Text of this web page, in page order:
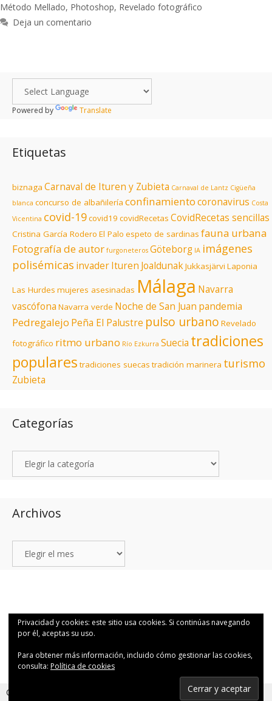
Método Mellado, Photoshop, Revelado fotográfico
Deja un comentario
Powered by Translate
Etiquetas
biznaga Carnaval de Ituren y Zubieta Carnaval de Lantz Cigüeña
blanca concurso de albañilería confinamientocoronavirus Costa
Vicentina covid-19covid19 covidRecetas CovidRecetas sencillas
Cristina García Rodero El Palo espeto de sardinas fauna urbana
Fotografía de autor furgoneteros Göteborg IA imágenes
polisémicas invaderIturen JoaldunakJukkasjärvi Laponia
Las Hurdes mujeres asesinadas Málaga Navarra
vascófona Navarra verde Noche de San Juan pandemia
Pedregalejo Peña El Palustre pulso urbano Revelado
fotográfico ritmo urbano Río Ezkurra Suecia tradiciones
populares tradiciones suecas tradición marinera turismo
Zubieta
Categorías
Archivos
© 2026 1Q48 Fotografía para valientes por Canutosson.• Creado con
GeneratePress
Suscribirse
Privacidad y cookies: este sitio usa cookies. Si continúas navegando
por él, aceptas su uso.
Para obtener más información, incluido cómo gestionar las cookies,
consulta: Política de cookies
Cookies help us deliver our services. By using our services,